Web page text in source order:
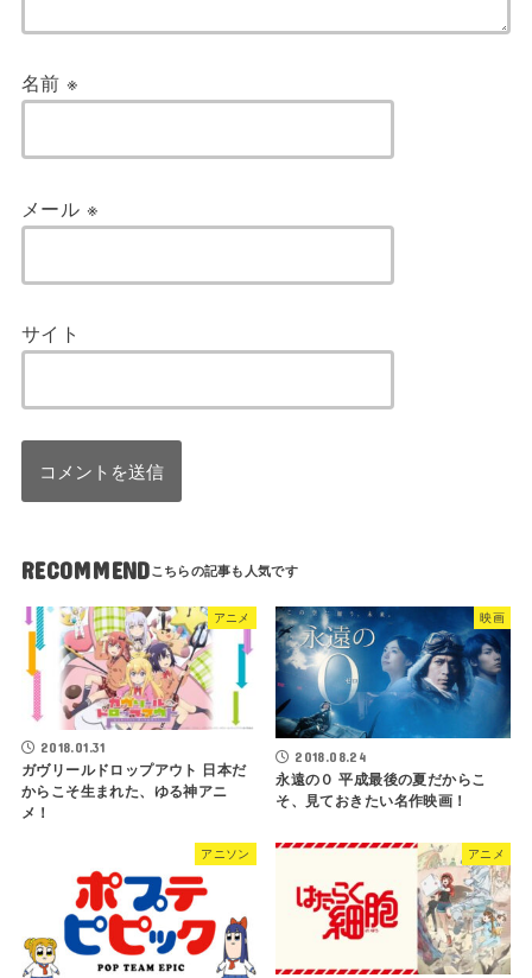
名前※
メール ※
サイト
RECOMMEND
アニメ
2018.01.31
ガヴリールドロップアウト 日本だ
からこそ生まれた、ゆる神アニ
メ！
映画
2018.08.24
永遠の０ 平成最後の夏だからこ
そ、見ておきたい名作映画！
アニソン アニメ